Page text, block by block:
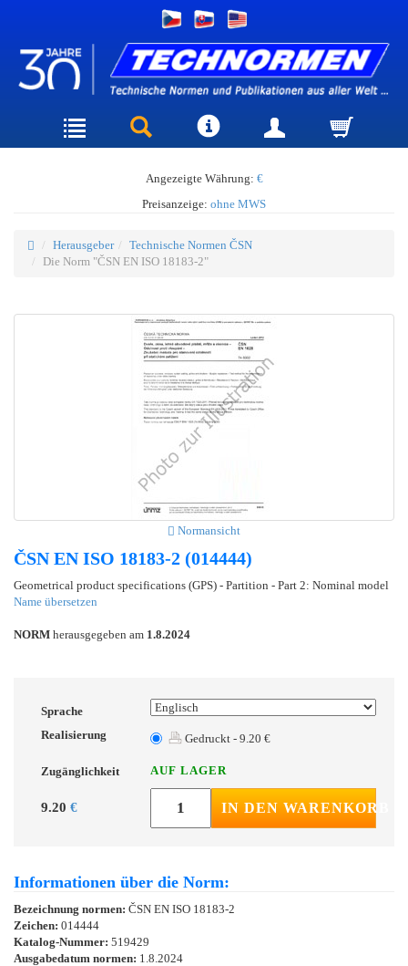
Angezeigte Währung: €
Preisanzeige: ohne MWS
Herausgeber
Technische Normen ČSN
Die Norm "ČSN EN ISO 18183-2"
Normansicht
ČSN EN ISO 18183-2 (014444)
Geometrical product specifications (GPS) - Partition - Part 2: Nominal model
Name übersetzen
NORM herausgegeben am 1.8.2024
Sprache
Realisierung
Gedruckt - 9.20 €
Zugänglichkeit AUF LAGER
9.20 € IN DEN WARENKORB
Informationen über die Norm:
Bezeichnung normen: ČSN EN ISO 18183-2
Zeichen: 014444
Katalog-Nummer: 519429
Ausgabedatum normen: 1.8.2024